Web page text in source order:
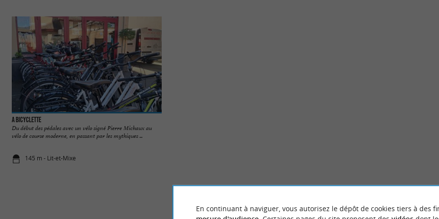
A Bicyclette
Du début des pédales avec un vélo signé Pierre Michaux au
vélo de course moderne, en passant par les mythiques ...
145 m - Lit-et-Mixe
En continuant à naviguer, vous autorisez le dépôt de cookies tiers à des